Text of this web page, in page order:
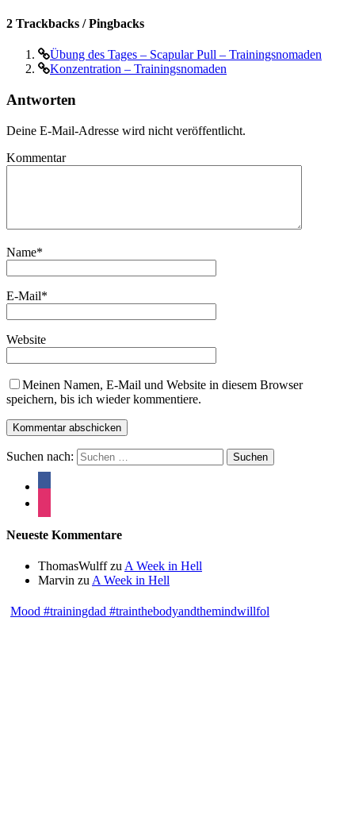
2 Trackbacks / Pingbacks
Übung des Tages – Scapular Pull – Trainingsnomaden
Konzentration – Trainingsnomaden
Antworten
Deine E-Mail-Adresse wird nicht veröffentlicht.
Kommentar
Name*
E-Mail*
Website
Meinen Namen, E-Mail und Website in diesem Browser
speichern, bis ich wieder kommentiere.
Suchen nach:
Neueste Kommentare
ThomasWulffzu A Week in Hell
Marvin zu A Week in Hell
Mood #trainingdad #trainthebodyandthemindwillfol